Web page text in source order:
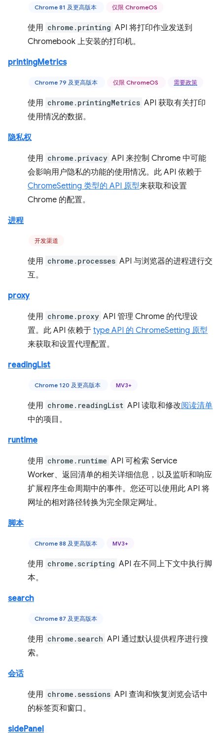
Chrome 81 及更高版本 仅限 ChromeOS
使用 chrome.printing API 将打印作业发送到
Chromebook 上安装的打印机。
printingMetrics
Chrome 79 及更高版本 仅限 ChromeOS 需要政策
使用 chrome.printingMetrics API 获取有关打印
使用情况的数据。
隐私权
使用 chrome.privacy API 来控制 Chrome 中可能
会影响用户隐私的功能的使用情况。此 API 依赖于
ChromeSetting 类型的 API 原型来获取和设置
Chrome 的配置。
进程
开发渠道
使用 chrome.processes API 与浏览器的进程进行交
互。
proxy
使用 chrome.proxy API 管理 Chrome 的代理设
置。此 API 依赖于 type API 的 ChromeSetting 原型
来获取和设置代理配置。
readingList
Chrome 120 及更高版本 MV3+
使用 chrome.readingList API 读取和修改阅读清单
中的项目。
runtime
使用 chrome.runtime API 可检索 Service
Worker、返回清单的相关详细信息，以及监听和响应
扩展程序生命周期中的事件。您还可以使用此 API 将
网址的相对路径转换为完全限定网址。
脚本
Chrome 88 及更高版本 MV3+
使用 chrome.scripting API 在不同上下文中执行脚
本。
search
Chrome 87 及更高版本
使用 chrome.search API 通过默认提供程序进行搜
索。
会话
使用 chrome.sessions API 查询和恢复浏览会话中
的标签页和窗口。
sidePanel